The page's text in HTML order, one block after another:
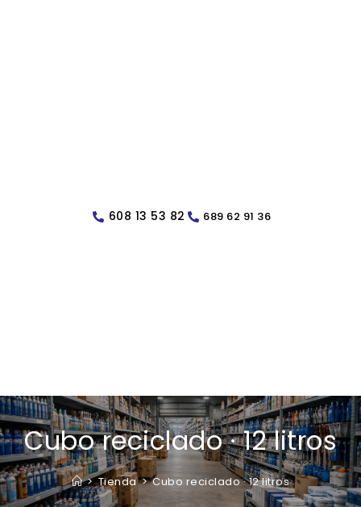
608 13 53 82 689 62 91 36
Cubo reciclado · 12 litros
> Tienda > Cubo reciclado · 12 litros